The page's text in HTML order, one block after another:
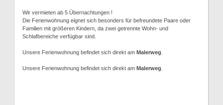
Wir vermieten ab 5 Übernachtungen !
Die Ferienwohnung eignet sich besonders für befreundete Paare oder
Familien mit größeren Kindern, da zwei getrennte Wohn- und
Schlafbereiche verfügbar sind.
Unsere Ferienwohnung befindet sich direkt am Malerweg
Unsere Ferienwohnung befindet sich direkt am Malerweg